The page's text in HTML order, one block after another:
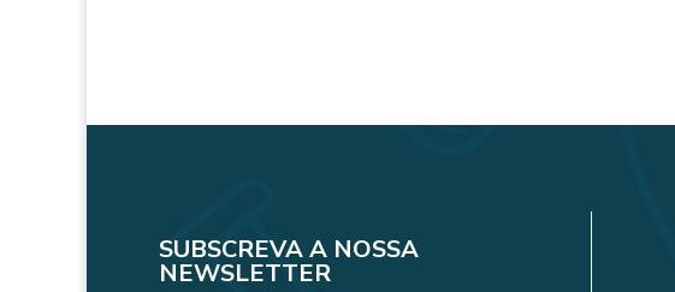
SUBSCREVA A NOSSA
NEWSLETTER